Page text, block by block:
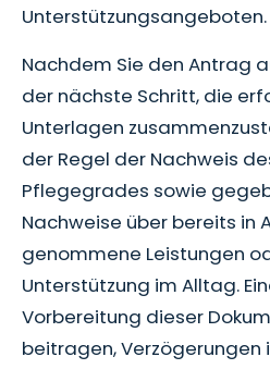
Unterstützungsangeboten.
Nachdem Sie den Antrag
der nächste Schritt, die
Unterlagen
der Regel der Nachweis
Pflegegrades sowie
Nachweise über bereits in
genommene Leistungen
Unterstützung im Alltag.
Vorbereitung dieser
beitragen, Verzögerungen